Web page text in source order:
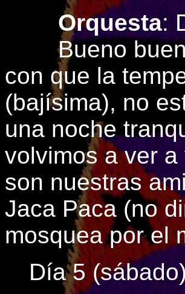
Orquesta:
Bueno
con que la
(bajísima), no
una noche
volvimos a ver
son nuestras
Jaca Paca (no
mosquea por el
Día 5